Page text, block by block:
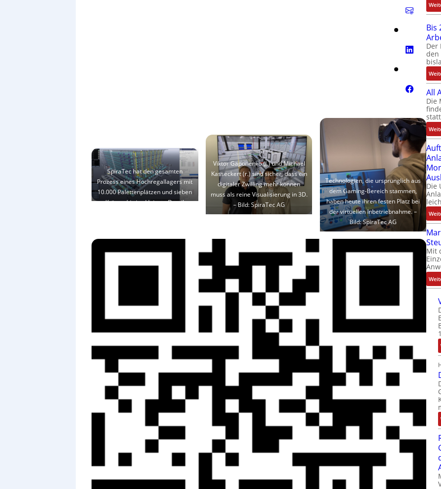
SpiraTec hat den gesamten
Prozess eines Hochregallagers mit
10.000 Palettenplätzen und sieben
Kränen bis ins kleinste Detail
Viktor Gaponenko (l.) und Michael
Kasseckert (r.) sind sicher, dass ein
digitaler Zwilling mehr können
muss als reine Visualisierung in 3D.
– Bild: SpiraTec AG
Technologien, die ursprünglich aus
dem Gaming-Bereich stammen,
haben heute ihren festen Platz bei
der virtuellen Inbetriebnahme.–
Bild: SpiraTec AG
Bis
Der
den
All
Die
Die
Mit